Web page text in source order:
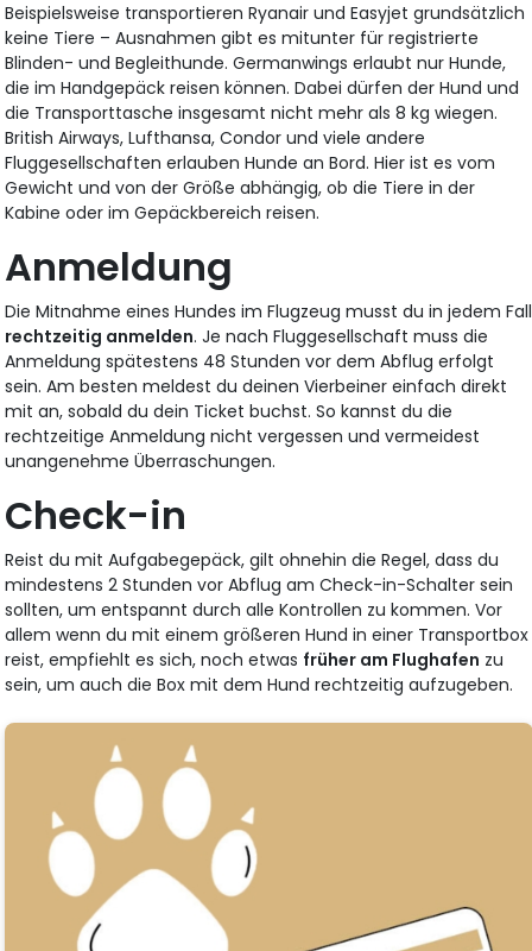
Beispielsweise transportieren Ryanair und Easyjet grundsätzlich
keine Tiere – Ausnahmen gibt es mitunter für registrierte
Blinden- und Begleithunde. Germanwings erlaubt nur Hunde,
die im Handgepäck reisen können. Dabei dürfen der Hund und
die Transporttasche insgesamt nicht mehr als 8 kg wiegen.
British Airways, Lufthansa, Condor und viele andere
Fluggesellschaften erlauben Hunde an Bord. Hier ist es vom
Gewicht und von der Größe abhängig, ob die Tiere in der
Kabine oder im Gepäckbereich reisen.
Anmeldung
Die Mitnahme eines Hundes im Flugzeug musst du in jedem Fall
rechtzeitig anmelden. Je nach Fluggesellschaft muss die
Anmeldung spätestens 48 Stunden vor dem Abflug erfolgt
sein. Am besten meldest du deinen Vierbeiner einfach direkt
mit an, sobald du dein Ticket buchst. So kannst du die
rechtzeitige Anmeldung nicht vergessen und vermeidest
unangenehme Überraschungen.
Check-in
Reist du mit Aufgabegepäck, gilt ohnehin die Regel, dass du
mindestens 2 Stunden vor Abflug am Check-in-Schalter sein
sollten, um entspannt durch alle Kontrollen zu kommen. Vor
allem wenn du mit einem größeren Hund in einer Transportbox
reist, empfiehlt es sich, noch etwas früher am Flughafen zu
sein, um auch die Box mit dem Hund rechtzeitig aufzugeben.